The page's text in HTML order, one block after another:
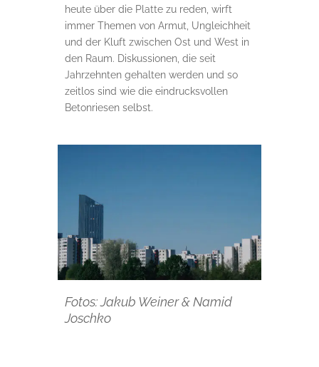
heute über die Platte zu reden, wirft
immer Themen von Armut, Ungleichheit
und der Kluft zwischen Ost und West in
den Raum. Diskussionen, die seit
Jahrzehnten gehalten werden und so
zeitlos sind wie die eindrucksvollen
Betonriesen selbst.
Fotos: Jakub Weiner & Namid
Joschko